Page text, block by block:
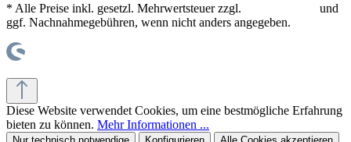
* Alle Preise inkl. gesetzl. Mehrwertsteuer zzgl.
und
ggf. Nachnahmegebühren, wenn nicht anders angegeben.
Diese Website verwendet Cookies, um eine bestmögliche Erfahrung
bieten zu können. Mehr Informationen ...